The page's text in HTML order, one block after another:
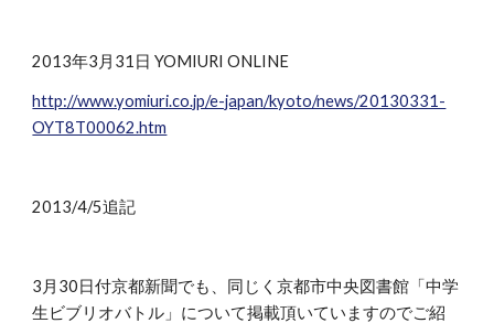
2013年3月31日 YOMIURI ONLINE
http://www.yomiuri.co.jp/e-japan/kyoto/news/20130331-
OYT8T00062.htm
2013/4/5追記
3月30日付京都新聞でも、同じく京都市中央図書館「中学
生ビブリオバトル」について掲載頂いていますのでご紹